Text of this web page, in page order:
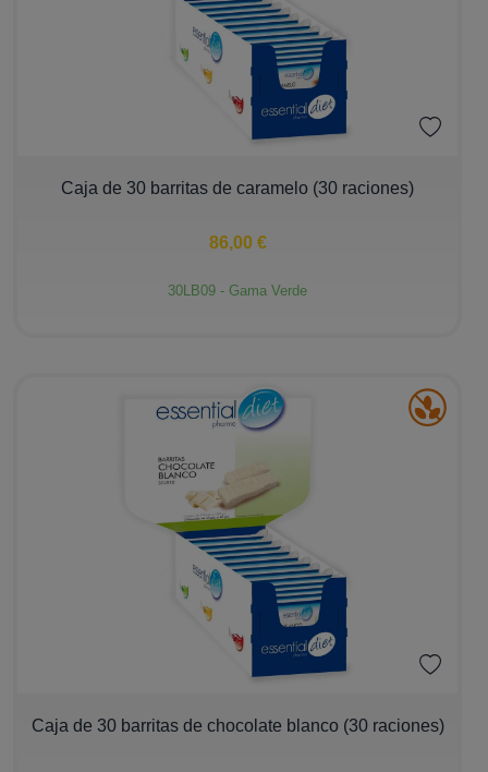
+
Caja de 30 barritas de caramelo (30 raciones)
86,00 €
30LB09 - Gama Verde
− +
Caja de 30 barritas de chocolate blanco (30 raciones)